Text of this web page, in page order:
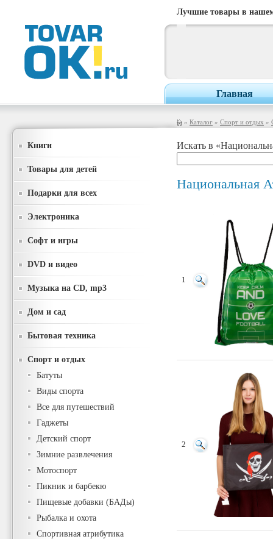
Лучшие товары в
Главная
» Каталог » Спорт и отдых »
Книги
Товары для детей
Подарки для всех
Электроника
Софт и игры
DVD и видео
Музыка на CD, mp3
Дом и сад
Бытовая техника
Спорт и отдых
Батуты
Виды спорта
Все для путешествий
Гаджеты
Детский спорт
Зимние развлечения
Мотоспорт
Пикник и барбекю
Пищевые добавки (БАДы)
Рыбалка и охота
Спортивная атрибутика
Искать в
Национальная
1
2